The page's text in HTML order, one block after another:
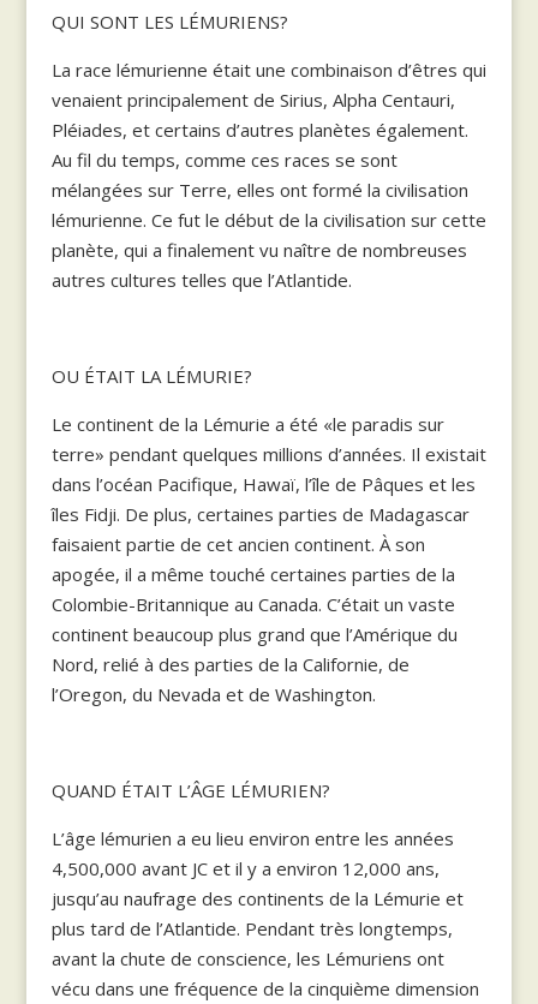
QUI SONT LES LÉMURIENS?
La race lémurienne était une combinaison d’êtres qui
venaient principalement de Sirius, Alpha Centauri,
Pléiades, et certains d’autres planètes également.
Au fil du temps, comme ces races se sont
mélangées sur Terre, elles ont formé la civilisation
lémurienne. Ce fut le début de la civilisation sur cette
planète, qui a finalement vu naître de nombreuses
autres cultures telles que l’Atlantide.
OU ÉTAIT LA LÉMURIE?
Le continent de la Lémurie a été «le paradis sur
terre» pendant quelques millions d’années. Il existait
dans l’océan Pacifique, Hawaï, l’île de Pâques et les
îles Fidji. De plus, certaines parties de Madagascar
faisaient partie de cet ancien continent. À son
apogée, il a même touché certaines parties de la
Colombie-Britannique au Canada. C’était un vaste
continent beaucoup plus grand que l’Amérique du
Nord, relié à des parties de la Californie, de
l’Oregon, du Nevada et de Washington.
QUAND ÉTAIT L’ÂGE LÉMURIEN?
L’âge lémurien a eu lieu environ entre les années
4,500,000 avant JC et il y a environ 12,000 ans,
jusqu’au naufrage des continents de la Lémurie et
plus tard de l’Atlantide. Pendant très longtemps,
avant la chute de conscience, les Lémuriens ont
vécu dans une fréquence de la cinquième dimension